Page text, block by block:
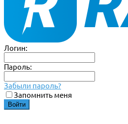
Логин:
Пароль:
Забыли пароль?
Запомнить меня